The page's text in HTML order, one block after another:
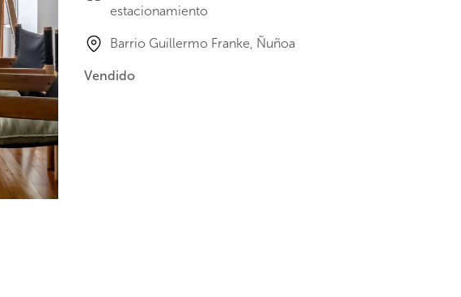
estacionamiento
Barrio Guillermo Franke, Ñuñoa
Vendido